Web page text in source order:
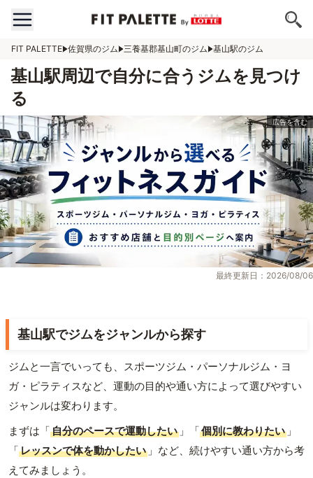
FIT PALETTE 佐賀県のジム 三養基郡基山町のジム 基山駅のジム
基山駅周辺で自分に合うジムを見つけ
る
最終更新日：2026/08/06
基山駅でジムをジャンルから探す
ジムと一言でいっても、スポーツジム・パーソナルジム・ヨ
ガ・ピラティスなど、運動の目的や通い方によって選びやすい
ジャンルは変わります。
まずは「自分のペースで運動したい 」「個別に教わりたい 」
「レッスンで体を動かしたい 」など、続けやすい通い方から考
えてみましょう。